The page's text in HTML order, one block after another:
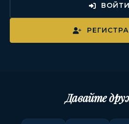
ВОЙТИ
Давайте